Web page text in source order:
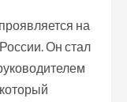
на
Он стал